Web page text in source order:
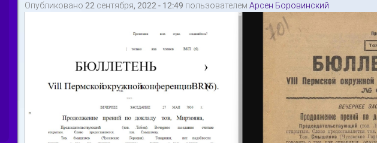
Опубликовано 22 сентября, 2022 - 12:49 пользователем Арсен Боровинский